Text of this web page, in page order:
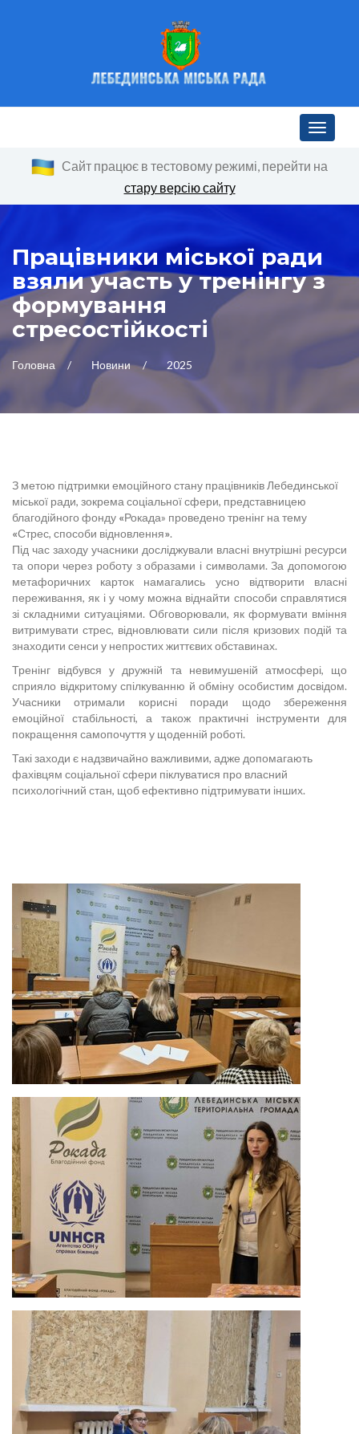
Toggle
Сайт працює в тестовому режимі, перейти на
стару версію сайту
Працівники міської ради
взяли участь у тренінгу з
формування
стресостійкості
Головна Новини 2025
З метою підтримки емоційного стану працівників Лебединської
міської ради, зокрема соціальної сфери, представницею
благодійного фонду «Рокада» проведено тренінг на тему
«Стрес, способи відновлення».
Під час заходу учасники досліджували власні внутрішні ресурси
та опори через роботу з образами і символами. За допомогою
метафоричних карток намагались усно відтворити власні
переживання, як і у чому можна віднайти способи справлятися
зі складними ситуаціями. Обговорювали, як формувати вміння
витримувати стрес, відновлювати сили після кризових подій та
знаходити сенси у непростих життєвих обставинах.
Тренінг відбувся у дружній та невимушеній атмосфері, що
сприяло відкритому спілкуванню й обміну особистим досвідом.
Учасники отримали корисні поради щодо збереження
емоційної стабільності, а також практичні інструменти для
покращення самопочуття у щоденній роботі.
Такі заходи є надзвичайно важливими, адже допомагають
фахівцям соціальної сфери піклуватися про власний
психологічний стан, щоб ефективно підтримувати інших.